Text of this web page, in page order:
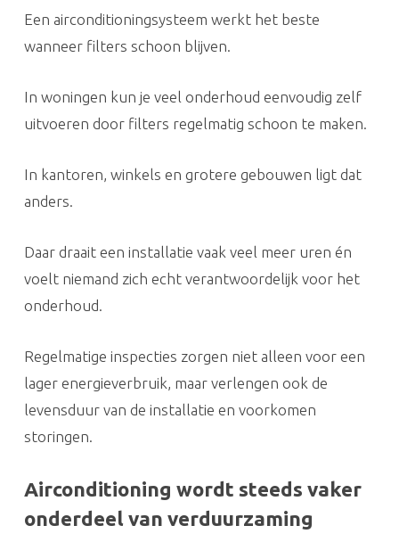
Een airconditioningsysteem werkt het beste
wanneer filters schoon blijven.
In woningen kun je veel onderhoud eenvoudig zelf
uitvoeren door filters regelmatig schoon te maken.
In kantoren, winkels en grotere gebouwen ligt dat
anders.
Daar draait een installatie vaak veel meer uren én
voelt niemand zich echt verantwoordelijk voor het
onderhoud.
Regelmatige inspecties zorgen niet alleen voor een
lager energieverbruik, maar verlengen ook de
levensduur van de installatie en voorkomen
storingen.
Airconditioning wordt steeds vaker
onderdeel van verduurzaming